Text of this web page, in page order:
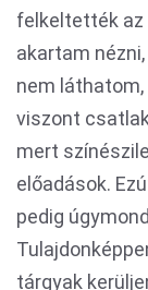
felkeltették az
akartam
nem
viszont
mert
előadások.
pedig
tárgyak